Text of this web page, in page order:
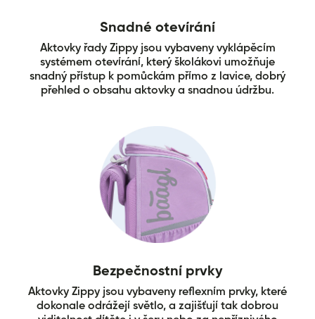
Snadné otevírání
Aktovky řady Zippy jsou vybaveny vyklápěcím
systémem otevírání, který školákovi umožňuje
snadný přístup k pomůckám přímo z lavice, dobrý
přehled o obsahu aktovky a snadnou údržbu.
Bezpečnostní prvky
Aktovky Zippy jsou vybaveny reflexním prvky, které
dokonale odrážejí světlo, a zajišťují tak dobrou